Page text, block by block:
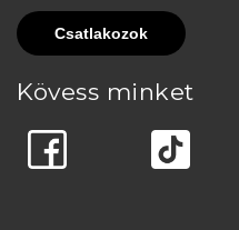
Kövess minket